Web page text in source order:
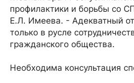
профилактики и борьбы со
Е.Л. Имеева. - Адекватный
только в русле
гражданского общества.
Необходима консультация